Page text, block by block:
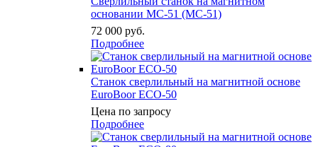
основании МС-51 (MC-51)
72 000 руб.
Подробнее
Станок сверлильный на магнитной основе
EuroBoor ECO-50
Цена по запросу
Подробнее